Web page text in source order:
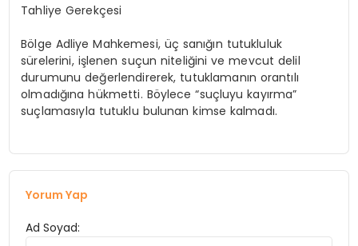
Tahliye Gerekçesi
Bölge Adliye Mahkemesi, üç sanığın tutukluluk
sürelerini, işlenen suçun niteliğini ve mevcut delil
durumunu değerlendirerek, tutuklamanın orantılı
olmadığına hükmetti. Böylece “suçluyu kayırma”
suçlamasıyla tutuklu bulunan kimse kalmadı.
Yorum Yap
Ad Soyad: